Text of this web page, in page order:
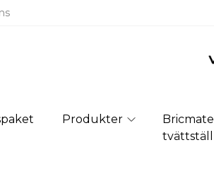
Produkter
Bricmate
tvättställ